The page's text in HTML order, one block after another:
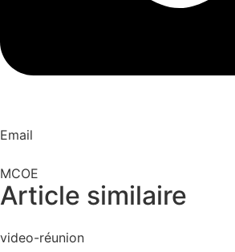
Email
MCOE
Article similaire​
video-réunion